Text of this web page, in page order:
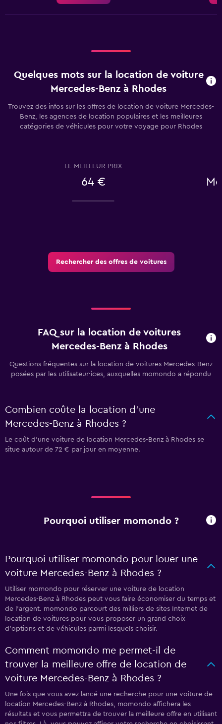
Quelques mots sur la location de voiture
Mercedes-Benz à Rhodes
Trouvez des infos sur les offres de location de voiture Mercedes-
Benz, les agences de location populaires et les meilleures
catégories de véhicules pour votre voyage pour Rhodes
LE MEILLEUR PRIX
64 €
Rechercher des offres de voitures
FAQ sur la location de voitures
Mercedes-Benz à Rhodes
Questions fréquentes sur la location de voitures Mercedes-Benz
posées par les utilisateur·ices, auxquelles momondo a répondu
Combien coûte la location d'une
Mercedes-Benz à Rhodes ?
Le coût d'une voiture de location Mercedes-Benz à Rhodes se
situe autour de 72 € par jour en moyenne.
Pourquoi utiliser momondo ?
Pourquoi utiliser momondo pour louer une
voiture Mercedes-Benz à Rhodes ?
Utiliser momondo pour réserver une voiture de location
Mercedes-Benz à Rhodes peut vous faire économiser du temps et
de l'argent. momondo parcourt des milliers de sites Internet de
location de voitures pour vous proposer un grand choix
d'options et de véhicules parmi lesquels choisir.
Comment momondo me permet-il de
trouver la meilleure offre de location de
voiture Mercedes-Benz à Rhodes ?
Une fois que vous avez lancé une recherche pour une voiture de
location Mercedes-Benz à Rhodes, momondo affichera les
résultats et vous permettra de trouver la meilleure offre en utilisant